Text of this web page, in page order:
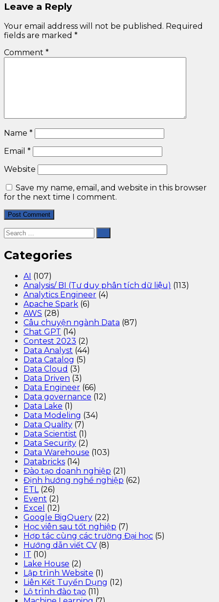
Leave a Reply
Your email address will not be published. Required
fields are marked *
Comment *
Name *
Email *
Website
Save my name, email, and website in this browser
for the next time I comment.
Categories
AI (107)
Analysis/ BI (Tư duy phân tích dữ liệu) (113)
Analytics Engineer (4)
Apache Spark (6)
AWS (28)
Câu chuyện ngành Data (87)
Chat GPT (14)
Contest 2023 (2)
Data Analyst (44)
Data Catalog (5)
Data Cloud (3)
Data Driven (3)
Data Engineer (66)
Data governance (12)
Data Lake (1)
Data Modeling (34)
Data Quality (7)
Data Scientist (1)
Data Security (2)
Data Warehouse (103)
Databricks (14)
Đào tạo doanh nghiệp (21)
Định hướng nghề nghiệp (62)
ETL(26)
Event (2)
Excel (12)
Google BigQuery (22)
Học viên sau tốt nghiệp (7)
Hợp tác cùng các trường Đại học (5)
Hướng dẫn viết CV (8)
IT (10)
Lake House (2)
Lập trình Website (1)
Liên Kết Tuyển Dụng (12)
Lộ trình đào tạo (11)